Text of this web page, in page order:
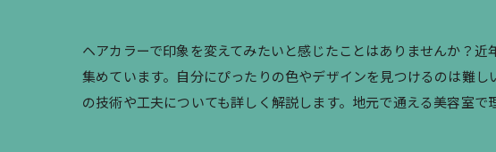
ヘアカラーで印象を変えてみたいと感じたことはありませんか？
集めています。自分にぴったりの色やデザインを見つけるのは難
の技術や工夫についても詳しく解説します。地元で通える美容室